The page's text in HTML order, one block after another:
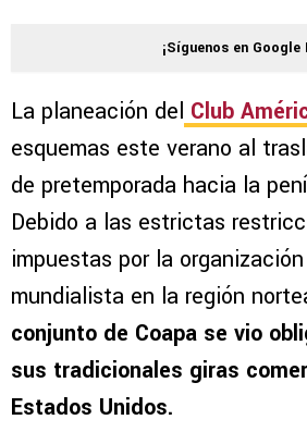
¡Síguenos en Google
La planeación del Club
esquemas este verano al
de pretemporada hacia la
Debido a las estrictas
impuestas por la
mundialista en la región
conjunto de Coapa se vio
sus tradicionales giras
Estados Unidos.